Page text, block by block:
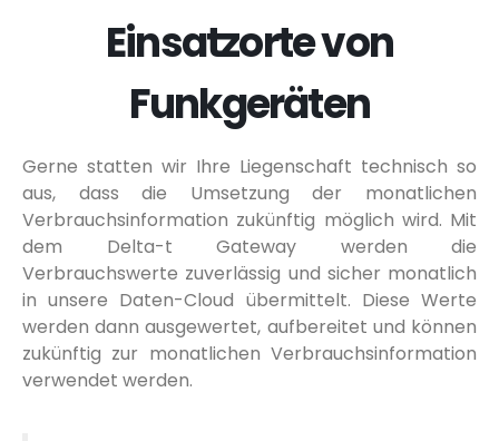
Einsatzorte von
Funkgeräten
Gerne statten wir Ihre Liegenschaft technisch so
aus, dass die Umsetzung der monatlichen
Verbrauchsinformation zukünftig möglich wird. Mit
dem Delta-t Gateway werden die
Verbrauchswerte zuverlässig und sicher monatlich
in unsere Daten-Cloud übermittelt. Diese Werte
werden dann ausgewertet, aufbereitet und können
zukünftig zur monatlichen Verbrauchsinformation
verwendet werden.